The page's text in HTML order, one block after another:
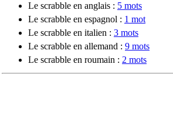
Le scrabble en anglais : 5 mots
Le scrabble en espagnol : 1 mot
Le scrabble en italien : 3 mots
Le scrabble en allemand : 9 mots
Le scrabble en roumain : 2 mots